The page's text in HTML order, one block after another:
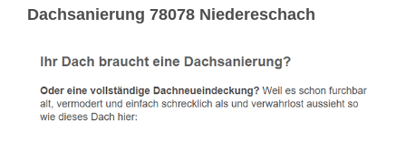
Dachsanierung 78078 Niedereschach